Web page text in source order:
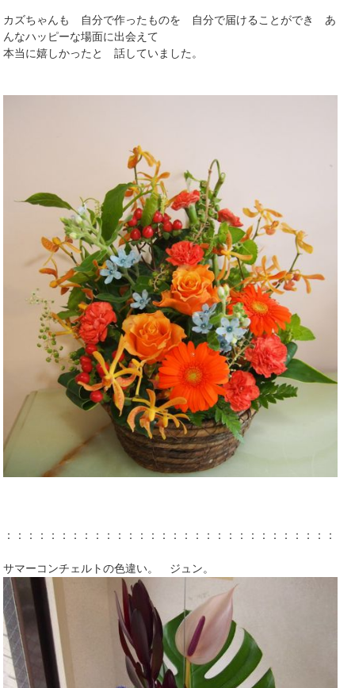
カズちゃんも 自分で作ったものを 自分で届けることができ あ
んなハッピーな場面に出会えて
本当に嬉しかったと 話していました。
：：：：：：：：：：：：：：：：：：：：：：：：：：：：：：：
サマーコンチェルトの色違い。 ジュン。